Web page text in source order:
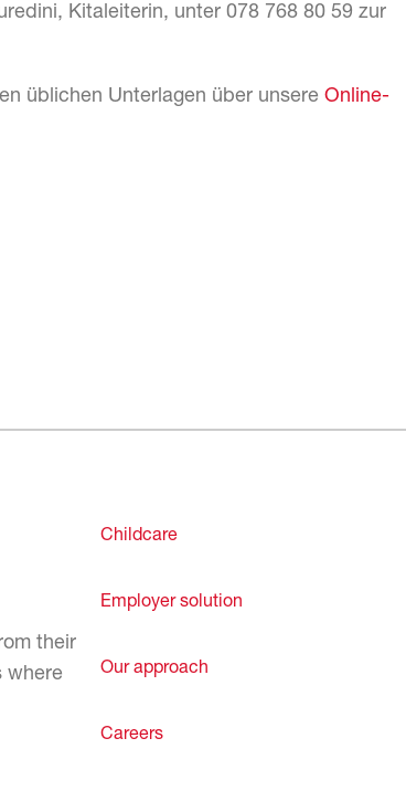
Kitaleiterin, unter 078 768 80 59 zur
üblichen Unterlagen über unsere Online-
their
where
Childcare
Employer solution
Our approach
Careers